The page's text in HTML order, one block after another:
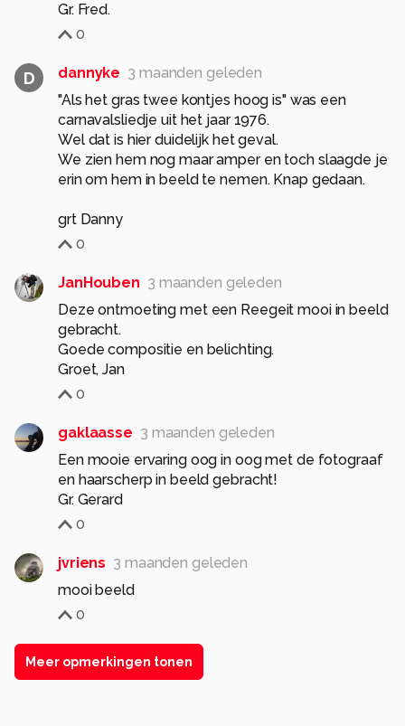
Gr. Fred.
0
D dannyke 3 maanden geleden
"Als het gras twee kontjes hoog is" was een
carnavalsliedje uit het jaar 1976.
Wel dat is hier duidelijk het geval.
We zien hem nog maar amper en toch slaagde je
erin om hem in beeld te nemen. Knap gedaan.
grt Danny
0
JanHouben 3 maanden geleden
Deze ontmoeting met een Reegeit mooi in beeld
gebracht.
Goede compositie en belichting.
Groet, Jan
0
gaklaasse 3 maanden geleden
Een mooie ervaring oog in oog met de fotograaf
en haarscherp in beeld gebracht!
Gr. Gerard
0
jvriens 3 maanden geleden
mooi beeld
0
Meer opmerkingen tonen